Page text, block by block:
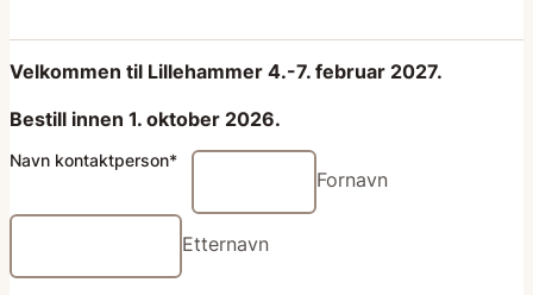
Velkommen til Lillehammer 4.-7. februar 2027.
Bestill innen 1. oktober 2026.
Navn kontaktperson*
Fornavn
Etternavn